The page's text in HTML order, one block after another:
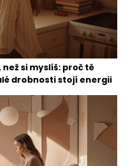
si myslíš: proč tě
drobnosti stojí energii